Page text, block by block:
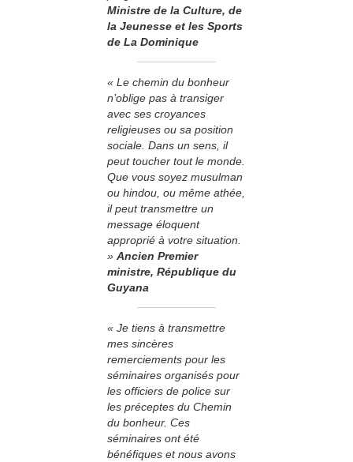
Ministre de la Culture, de
la Jeunesse et les Sports
de La Dominique
« Le chemin du bonheur
n’oblige pas à transiger
avec ses croyances
religieuses ou sa position
sociale. Dans un sens, il
peut toucher tout le monde.
Que vous soyez musulman
ou hindou, ou même athée,
il peut transmettre un
message éloquent
approprié à votre situation.
» Ancien Premier
ministre, République du
Guyana
« Je tiens à transmettre
mes sincères
remerciements pour les
séminaires organisés pour
les officiers de police sur
les préceptes du Chemin
du bonheur. Ces
séminaires ont été
bénéfiques et nous avons